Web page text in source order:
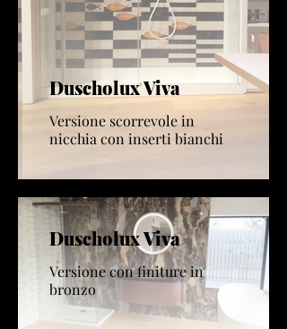
Duscholux Viva
Versione scorrevole in
nicchia con inserti bianchi
Duscholux Viva
Versione con finiture in
bronzo